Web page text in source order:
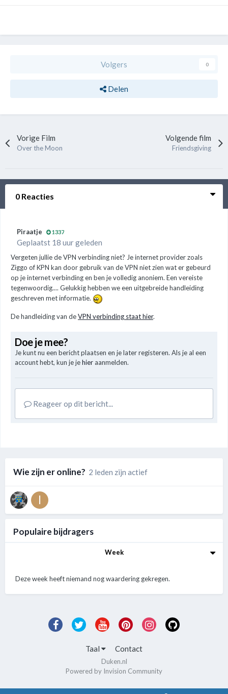
Volgers 0
Delen
Vorige Film
Over the Moon
Volgende film
Friendsgiving
0 Reacties
Piraatje 1337
Geplaatst 18 uur geleden
Vergeten jullie de VPN verbinding niet? Je internet provider zoals
Ziggo of KPN kan door gebruik van de VPN niet zien wat er gebeurd
op je internet verbinding en ben je volledig anoniem. Een vereiste
tegenwoordig.... Gelukkig hebben we een uitgebreide handleiding
geschreven met informatie.
De handleiding van deVPN verbinding staat hier.
Doe je mee?
Je kunt nu een bericht plaatsen en je later registeren. Als je al een
account hebt, kun je jehier aanmelden.
Reageer op dit bericht...
Wie zijn er online? 2 leden zijn actief
Populaire bijdragers
Week
Deze week heeft niemand nog waardering gekregen.
Taal Contact
Duken.nl
Powered by Invision Community